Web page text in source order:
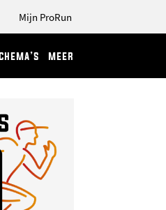
Mijn ProRun
meer